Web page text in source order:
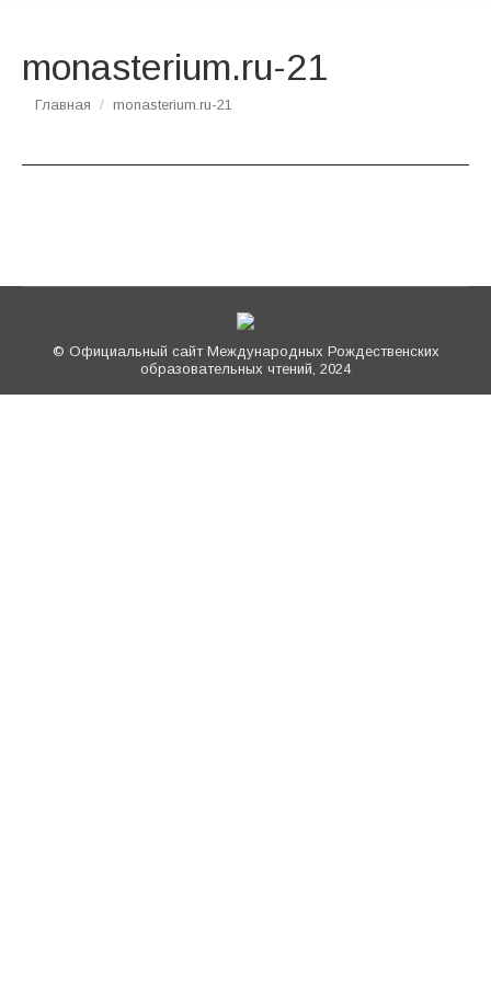
monasterium.ru-21
Вы здесь:
Главная monasterium.ru-21
© Официальный сайт Международных Рождественских
образовательных чтений, 2024